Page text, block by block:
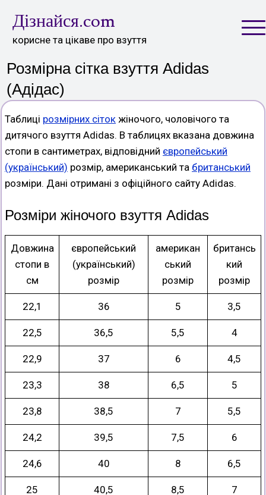
content
Дізнайся.com
корисне та цікаве про взуття
Розмірна сітка взуття Adidas
(Адідас)
Таблиці розмірних сіток жіночого, чоловічого та
дитячого взуття Adidas. В таблицях вказана довжина
стопи в сантиметрах, відповідний європейський
(український) розмір, американський та британський
розміри. Дані отримані з офіційного сайту Adidas.
Розміри жіночого взуття Adidas
Довжина
стопи в
см
європейський
(український)
розмір
американ
ський
розмір
британсь
кий
розмір
22,1 36 5 3,5
22,5 36,5 5,5 4
22,9 37 6 4,5
23,3 38 6,5 5
23,8 38,5 7 5,5
24,2 39,5 7,5 6
24,6 40 8 6,5
25 40,5 8,5 7